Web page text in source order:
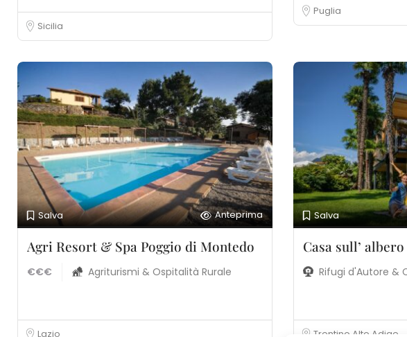
Sicilia
Puglia
Salva Anteprima
Agri Resort & Spa Poggio di Montedo
€€€ Agriturismi & Ospitalità Rurale
Lazio
Salva
Casa sull’
Rifugi d'Autore &
Trentino Alto Adige